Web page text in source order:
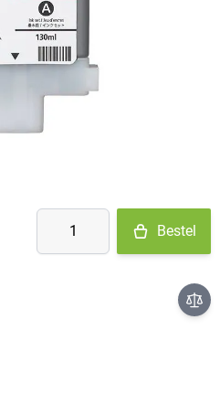
= vandaag verzonden
Aantal
Bestel